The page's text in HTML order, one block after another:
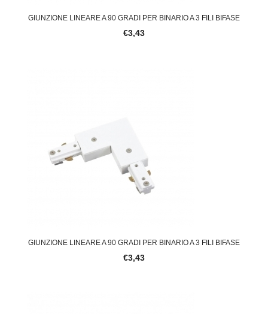
GIUNZIONE LINEARE A 90 GRADI PER BINARIO A 3 FILI BIFASE
€3,43
GIUNZIONE LINEARE A 90 GRADI PER BINARIO A 3 FILI BIFASE
€3,43